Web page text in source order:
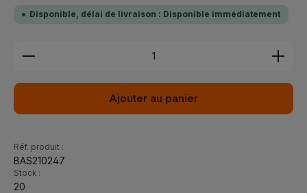
Disponible, délai de livraison : Disponible immédiatement
Quantité de produit : Entrez la quantité
Ajouter au panier
Réf. produit :
BAS210247
Stock :
20